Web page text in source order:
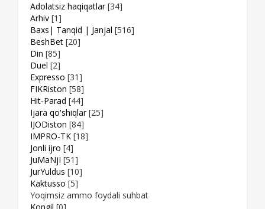
Adolatsiz haqiqatlar [34]
Arhiv [1]
Baxs| Tanqid | Janjal [516]
BeshBet [20]
Din [85]
Duel [2]
Expresso [31]
FIKRiston [58]
Hit-Parad [44]
Ijara qo'shiqlar [25]
IJODiston [84]
IMPRO-TK [18]
Jonli ijro [4]
JuMaNjI [51]
JurYuldus [10]
Kaktusso [5]
Yoqimsiz ammo foydali suhbat